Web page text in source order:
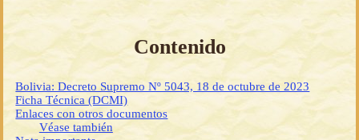
Contenido
Bolivia: Decreto Supremo Nº 5043, 18 de octubre de 2023
Ficha Técnica (DCMI)
Enlaces con otros documentos
Véase también